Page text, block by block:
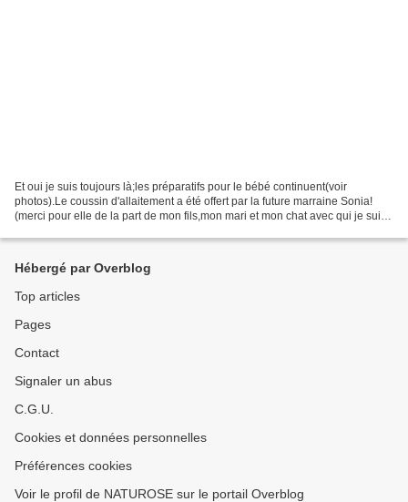
Et oui je suis toujours là;les préparatifs pour le bébé continuent(voir
photos).Le coussin d'allaitement a été offert par la future marraine Sonia!
(merci pour elle de la part de mon fils,mon mari et mon chat avec qui je suis
Hébergé par Overblog
Top articles
Pages
Contact
Signaler un abus
C.G.U.
Cookies et données personnelles
Préférences cookies
Voir le profil de NATUROSE sur le portail Overblog